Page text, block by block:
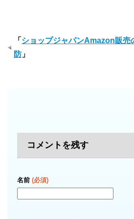
「 ショップジャパンAmazon販売
防」
コメントを残す
名前 (必須)